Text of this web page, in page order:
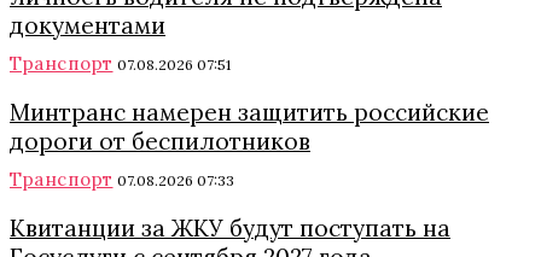
документами
Транспорт 07.08.2026 07:51
Минтранс намерен защитить российские
дороги от беспилотников
Транспорт 07.08.2026 07:33
Квитанции за ЖКУ будут поступать на